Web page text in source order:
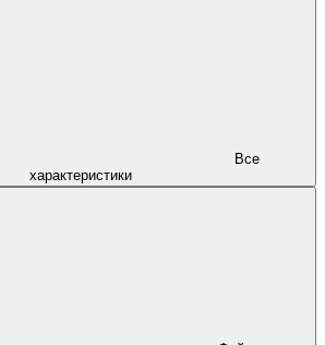
характеристики